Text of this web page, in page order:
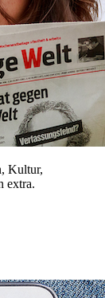
Kultur,
extra.